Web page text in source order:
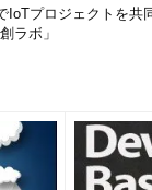
IoTプロジェクトを共
ラボ」